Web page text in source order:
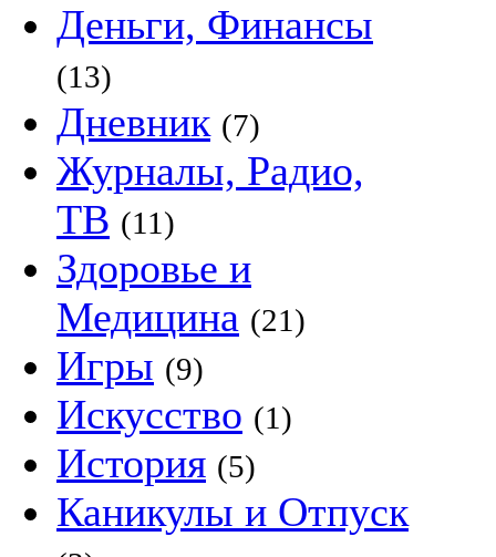
Деньги, Финансы
(13)
Дневник (7)
Журналы, Радио,
ТВ (11)
Здоровье и
Медицина (21)
Игры (9)
Искусство (1)
История (5)
Каникулы и Отпуск